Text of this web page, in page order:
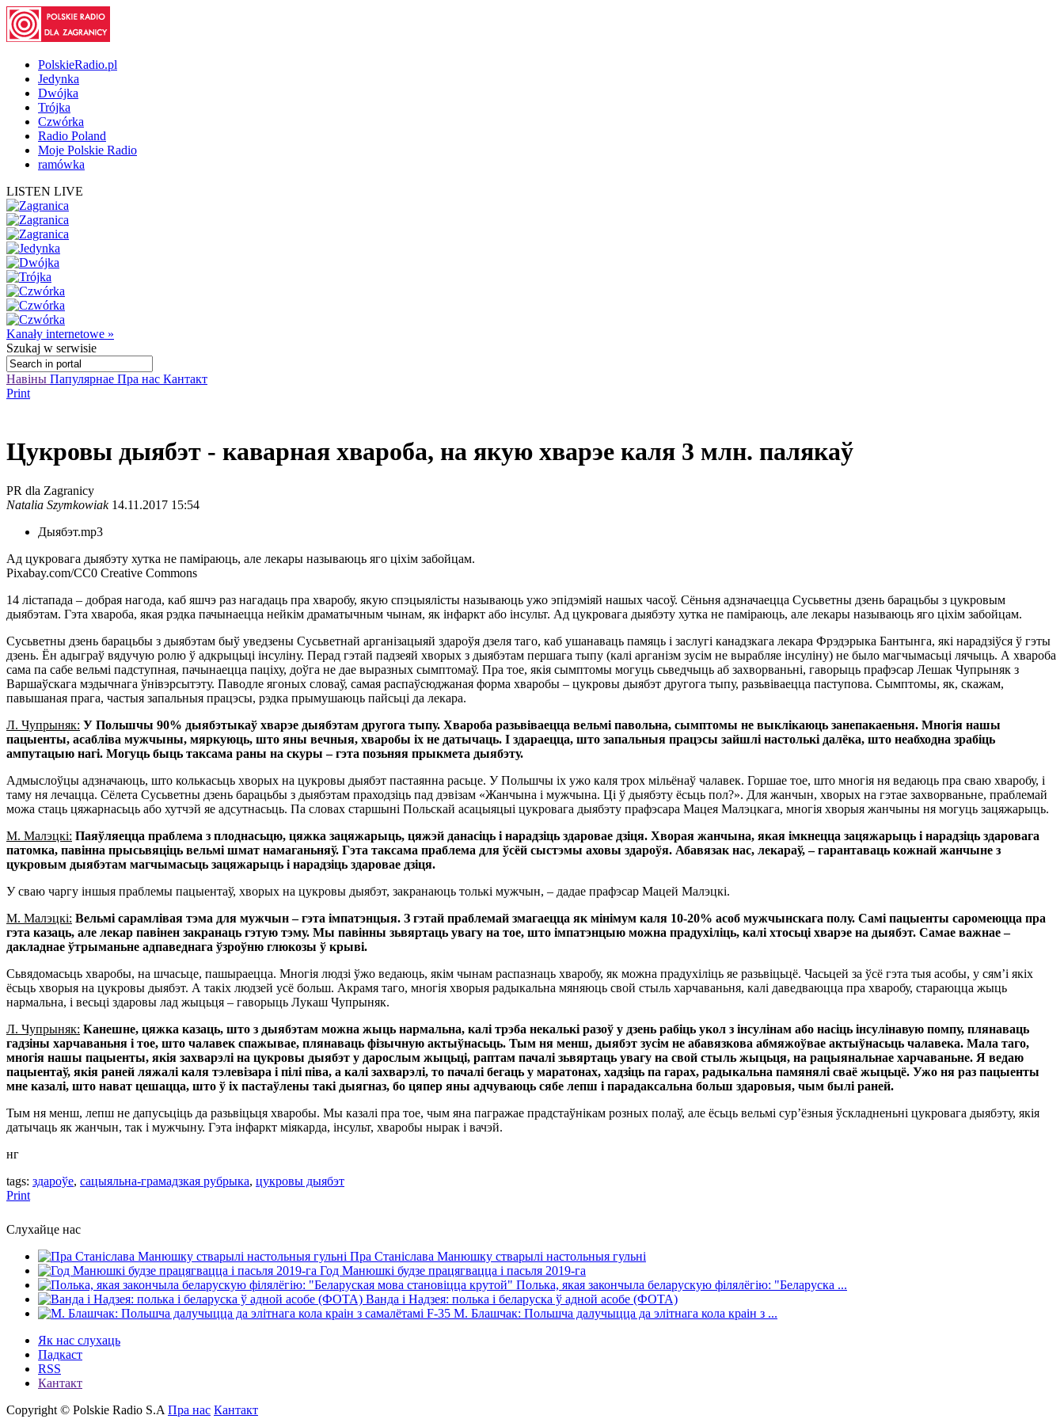
PolskieRadio.pl
Jedynka
Dwójka
Trójka
Czwórka
Radio Poland
Moje Polskie Radio
ramówka
LISTEN LIVE
Kanały internetowe »
Szukaj w serwisie
Навіны Папулярнае Пра нас Кантакт
Print
Цукровы дыябэт - каварная хвароба, на якую хварэе каля 3 млн. палякаў
PR dla Zagranicy
Natalia Szymkowiak14.11.2017 15:54
Дыябэт.mp3
Ад цукровага дыябэту хутка не паміраюць, але лекары называюць яго ціхім забойцам.
Pixabay.com/CC0 Creative Commons
14 лістапада – добрая нагода, каб яшчэ раз нагадаць пра хваробу, якую спэцыялісты называюць ужо эпідэміяй нашых часоў. Сёньня адзначаецца Сусьветны дзень барацьбы з цукровым
дыябэтам. Гэта хвароба, якая рэдка пачынаецца нейкім драматычным чынам, як інфаркт або інсульт. Ад цукровага дыябэту хутка не паміраюць, але лекары называюць яго ціхім забойцам.
Сусьветны дзень барацьбы з дыябэтам быў уведзены Сусьветнай арганізацыяй здароўя дзеля таго, каб ушанаваць памяць і заслугі канадзкага лекара Фрэдэрыка Бантынга, які нарадзіўся ў гэты
дзень. Ён адыграў вядучую ролю ў адкрыцьці інсуліну. Перад гэтай падзеяй хворых з дыябэтам першага тыпу (калі арганізм зусім не вырабляе інсуліну) не было магчымасьці лячыць. А хвароба
сама па сабе вельмі падступная, пачынаецца паціху, доўга не дае выразных сымптомаў. Пра тое, якія сымптомы могуць сьведчыць аб захворваньні, гаворыць прафэсар Лешак Чупрыняк з
Варшаўскага мэдычнага ўнівэрсытэту. Паводле ягоных словаў, самая распаўсюджаная форма хваробы – цукровы дыябэт другога тыпу, разьвіваецца паступова. Сымптомы, як, скажам,
павышаная прага, частыя запальныя працэсы, рэдка прымушаюць пайсьці да лекара.
Л. Чупрыняк: У Польшчы 90% дыябэтыкаў хварэе дыябэтам другога тыпу. Хвароба разьвіваецца вельмі павольна, сымптомы не выклікаюць занепакаеньня. Многія нашы
пацыенты, асабліва мужчыны, мяркуюць, што яны вечныя, хваробы іх не датычаць. І здараецца, што запальныя працэсы зайшлі настолькі далёка, што неабходна зрабіць
ампутацыю нагі. Могуць быць таксама раны на скуры – гэта позьняя прыкмета дыябэту.
Адмыслоўцы адзначаюць, што колькасьць хворых на цукровы дыябэт пастаянна расьце. У Польшчы іх ужо каля трох мільёнаў чалавек. Горшае тое, што многія ня ведаюць пра сваю хваробу, і
таму ня лечацца. Сёлета Сусьветны дзень барацьбы з дыябэтам праходзіць пад дэвізам «Жанчына і мужчына. Ці ў дыябэту ёсьць пол?». Для жанчын, хворых на гэтае захворваньне, праблемай
можа стаць цяжарнасьць або хутчэй яе адсутнасьць. Па словах старшыні Польскай асацыяцыі цукровага дыябэту прафэсара Мацея Малэцкага, многія хворыя жанчыны ня могуць зацяжарыць.
М. Малэцкі: Паяўляецца праблема з плоднасьцю, цяжка зацяжарыць, цяжэй данасіць і нарадзіць здаровае дзіця. Хворая жанчына, якая імкнецца зацяжарыць і нарадзіць здаровага
патомка, павінна прысьвяціць вельмі шмат намаганьняў. Гэта таксама праблема для ўсёй сыстэмы аховы здароўя. Абавязак нас, лекараў, – гарантаваць кожнай жанчыне з
цукровым дыябэтам магчымасьць зацяжарыць і нарадзіць здаровае дзіця.
У сваю чаргу іншыя праблемы пацыентаў, хворых на цукровы дыябэт, закранаюць толькі мужчын, – дадае прафэсар Мацей Малэцкі.
М. Малэцкі: Вельмі сарамлівая тэма для мужчын – гэта імпатэнцыя. З гэтай праблемай змагаецца як мінімум каля 10-20% асоб мужчынскага полу. Самі пацыенты саромеюцца пра
гэта казаць, але лекар павінен закранаць гэтую тэму. Мы павінны зьвяртаць увагу на тое, што імпатэнцыю можна прадухіліць, калі хтосьці хварэе на дыябэт. Самае важнае –
дакладнае ўтрыманьне адпаведнага ўзроўню глюкозы ў крыві.
Сьвядомасьць хваробы, на шчасьце, пашыраецца. Многія людзі ўжо ведаюць, якім чынам распазнаць хваробу, як можна прадухіліць яе разьвіцьцё. Часьцей за ўсё гэта тыя асобы, у сям’і якіх
ёсьць хворыя на цукровы дыябэт. А такіх людзей усё больш. Акрамя таго, многія хворыя радыкальна мяняюць свой стыль харчаваньня, калі даведваюцца пра хваробу, стараюцца жыць
нармальна, і весьці здаровы лад жыцьця – гаворыць Лукаш Чупрыняк.
Л. Чупрыняк: Канешне, цяжка казаць, што з дыябэтам можна жыць нармальна, калі трэба некалькі разоў у дзень рабіць укол з інсулінам або насіць інсулінавую помпу, плянаваць
гадзіны харчаваньня і тое, што чалавек спажывае, плянаваць фізычную актыўнасьць. Тым ня менш, дыябэт зусім не абавязкова абмяжоўвае актыўнасьць чалавека. Мала таго,
многія нашы пацыенты, якія захварэлі на цукровы дыябэт у дарослым жыцьці, раптам пачалі зьвяртаць увагу на свой стыль жыцьця, на рацыянальнае харчаваньне. Я ведаю
пацыентаў, якія раней ляжалі каля тэлевізара і пілі піва, а калі захварэлі, то пачалі бегаць у маратонах, хадзіць па гарах, радыкальна памянялі сваё жыцьцё. Ужо ня раз пацыенты
мне казалі, што нават цешацца, што ў іх пастаўлены такі дыягназ, бо цяпер яны адчуваюць сябе лепш і парадаксальна больш здаровыя, чым былі раней.
Тым ня менш, лепш не дапусьціць да разьвіцьця хваробы. Мы казалі пра тое, чым яна пагражае прадстаўнікам розных полаў, але ёсьць вельмі сур’ёзныя ўскладненьні цукровага дыябэту, якія
датычаць як жанчын, так і мужчыну. Гэта інфаркт міякарда, інсульт, хваробы нырак і вачэй.
нг
tags: здароўе, сацыяльна-грамадзкая рубрыка, цукровы дыябэт
Print
Слухайце нас
Пра Станіслава Манюшку стварылі настольныя гульні
Год Манюшкі будзе працягвацца і пасьля 2019-га
Полька, якая закончыла беларускую філялёгію: "Беларуска ...
Ванда і Надзея: полька і беларуска ў адной асобе (ФОТА)
М. Блашчак: Польшча далучыцца да элітнага кола краін з ...
Як нас слухаць
Падкаст
RSS
Кантакт
Copyright © Polskie Radio S.A Пра нас Кантакт